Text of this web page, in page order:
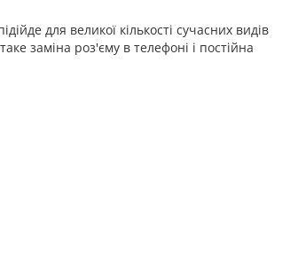
для великої кількості сучасних видів
заміна роз'єму в телефоні і постійна